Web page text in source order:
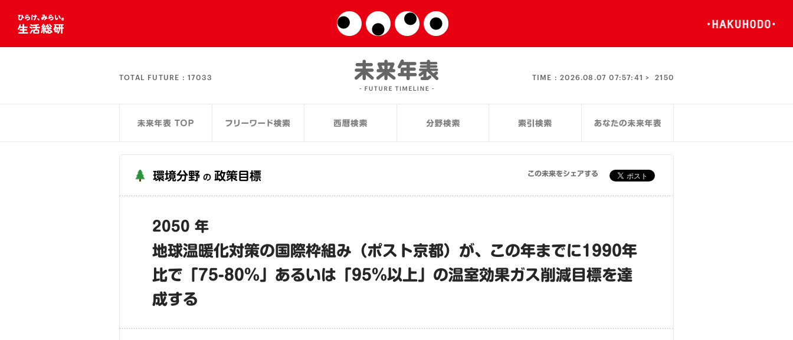
TOTAL FUTURE : 17033 TIME :2026.08.07 07:57:42 > 2150
環境分野 の 政策目標 この未来をシェアする
2050 年
地球温暖化対策の国際枠組み（ポスト京都）が、この年までに1990年
比で「75-80％」あるいは「95％以上」の温室効果ガス削減目標を達
成する